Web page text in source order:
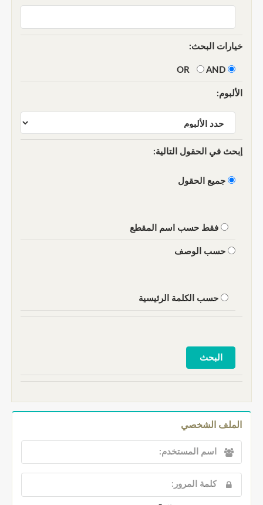
خيارات البحث:
AND
الألبوم:
إبحث في الحقول التالية:
جميع الحقول
فقط حسب اسم المقطع
حسب الوصف
حسب الكلمة الرئيسية
الملف الشخصي